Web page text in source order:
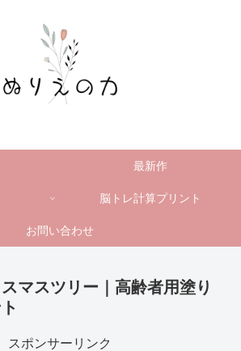
最新作
脳トレ計算プリント
お問い合わせ
マスツリー｜高齢者用塗り
スポンサーリンク